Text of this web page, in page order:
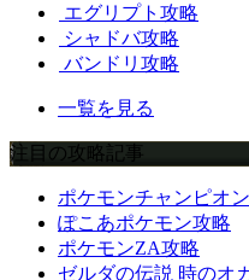
エグリプト攻略
シャドバ攻略
バンドリ攻略
一覧を見る
注目の攻略記事
ポケモンチャンピオ
ぽこあポケモン攻略
ポケモンZA攻略
ゼルダの伝説 時のオ